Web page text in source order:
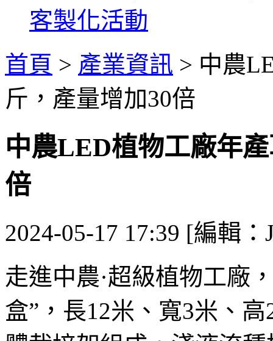
客製化活動
首頁 > 產業資訊 > 中農
斤，產量增加30倍
中農LED植物工廠年
倍
2024-05-17 17:39 [編輯：
走進中農·超級植物工廠
盒”，長12米、寬3米、